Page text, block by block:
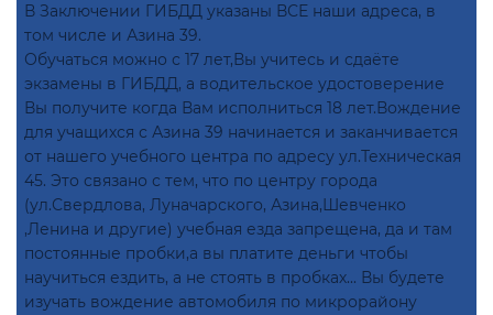
В Заключении ГИБДД указаны ВСЕ наши адреса, в
том числе и Азина 39.
Обучаться можно с 17 лет,Вы учитесь и сдаёте
экзамены в ГИБДД, а водительское удостоверение
Вы получите когда Вам исполниться 18 лет.Вождение
для учащихся с Азина 39 начинается и заканчивается
от нашего учебного центра по адресу ул.Техническая
45. Это связано с тем, что по центру города
(ул.Свердлова, Луначарского, Азина,Шевченко
,Ленина и другие) учебная езда запрещена, да и там
постоянные пробки,а вы платите деньги чтобы
научиться ездить, а не стоять в пробках... Вы будете
изучать вождение автомобиля по микрорайону